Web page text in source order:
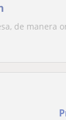
de manera